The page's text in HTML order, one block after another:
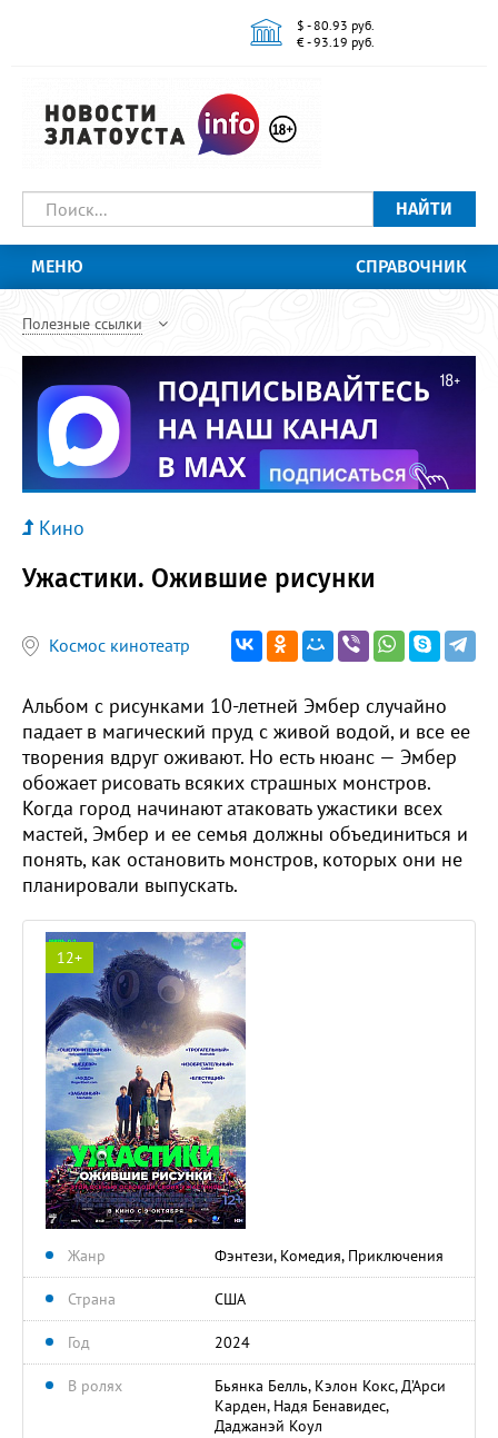
$ - 80.93 руб.
€ - 93.19 руб.
НАЙТИ
МЕНЮ СПРАВОЧНИК
Полезные ссылки
Кино
Ужастики. Ожившие рисунки
Космос кинотеатр
Альбом с рисунками 10-летней Эмбер случайно
падает в магический пруд с живой водой, и все ее
творения вдруг оживают. Но есть нюанс — Эмбер
обожает рисовать всяких страшных монстров.
Когда город начинают атаковать ужастики всех
мастей, Эмбер и ее семья должны объединиться и
понять, как остановить монстров, которых они не
планировали выпускать.
12+
Жанр Фэнтези, Комедия, Приключения
Страна США
Год 2024
В ролях
Бьянка Белль, Кэлон Кокс, Д’Арси
Карден, Надя Бенавидес,
Даджанэй Коул